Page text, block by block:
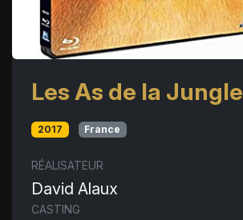
Les As de la Jungle
2017 France
RÉALISATEUR
David Alaux
CASTING